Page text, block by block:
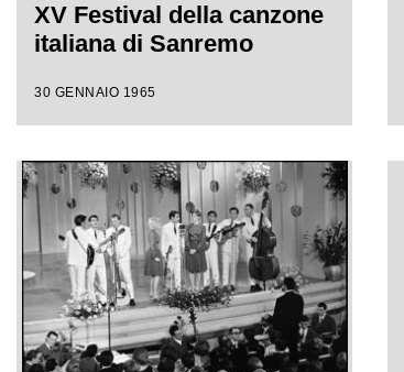
XV Festival della canzone
italiana di Sanremo
30 GENNAIO 1965